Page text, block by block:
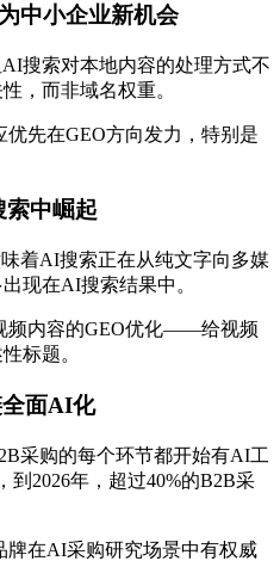
中小企业新机会
搜索对本地内容的处理方式不
，而非域名权重。
优先在GEO方向发力，特别是
中崛起
着AI搜索正在从纯文字向多媒
现在AI搜索结果中。
频内容的GEO优化——给视频
标题。
面AI化
采购的每个环节都开始有AI工
到2026年，超过40%的B2B采
牌在AI采购研究场景中有权威